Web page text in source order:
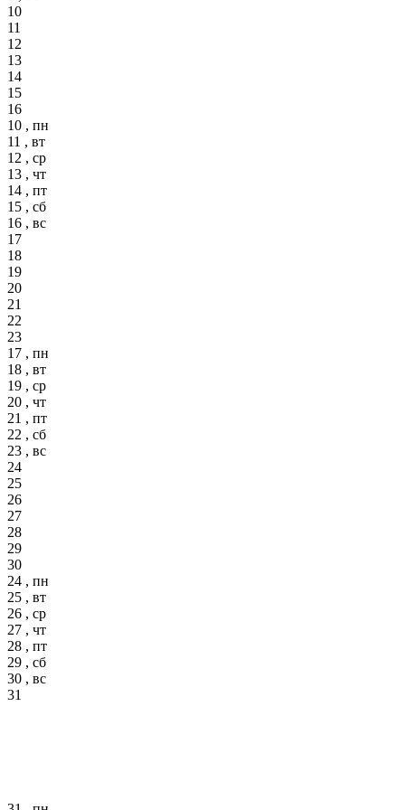
10
11
12
13
14
15
16
10 , пн
11 , вт
12 , ср
13 , чт
14 , пт
15 , сб
16 , вс
17
18
19
20
21
22
23
17 , пн
18 , вт
19 , ср
20 , чт
21 , пт
22 , сб
23 , вс
24
25
26
27
28
29
30
24 , пн
25 , вт
26 , ср
27 , чт
28 , пт
29 , сб
30 , вс
31